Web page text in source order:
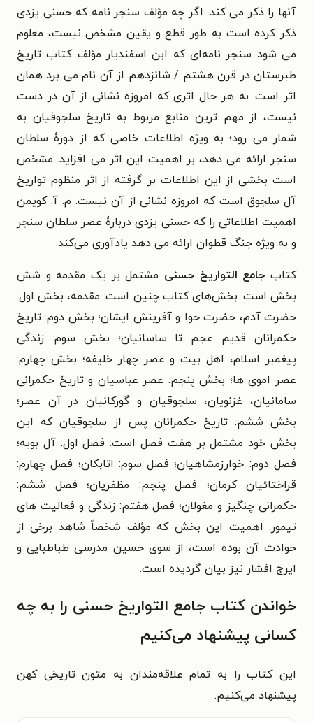
آنها را ذکر می‌ کند. اگر چه مؤلف سنجر نامه که حسنی یزدی
ذکر کرده است به طور قطع و یقین مشخص نیست، معلوم
می‌ شود سنجر نامه‌‌ای که ابن‌ اسفندیار مؤلف کتاب تاریخ
طبرستان در قرن هشتم / شانزدهم از آن نام می‌ برد همان
اثر است. به هر حال اثری که امروزه نشانی از آن در دست
نیست، از مهم‌ ترین منابع مربوط به تاریخ سلجوقیان به
شمار می‌ رود؛ به‌ ویژه اطلاعات خاصی که از دورۀ سلطان
سنجر ارائه می‌ دهد، بر اهمیت این اثر می‌ افزاید. مشخص
است بخشی از این اطلاعات بر گرفته از اثر منظوم تواریخ
آل سلجوق است که امروزه نشانی از آن نیست. م. آ. کویمن
اهمیت اطلاعاتی را که حسنی یزدی دربارۀ عصر سلطان سنجر
و به‌ ویژه جنگ قطوان ارائه می‌ دهد یادآوری می‌‌کند.
کتاب جامع التواریخ حسنی مشتمل بر یک مقدمه و شش
بخش است. بخش‌های کتاب چنین است: مقدمه، بخش اول:
حضرت آدم، حضرت حوا و آفرینش ایشان؛ بخش دوم: تاریخ
حکمرانان قدیم عجم تا ساسانیان؛ بخش سوم: زندگی
پیغمبر اسلام، اهل بیت و عصر چهار خلیفه؛ بخش چهارم:
عصر اموی‌ ها؛ بخش پنجم: عصر عباسیان و تاریخ حکمرانی
سامانیان، غزنویان، سلجوقیان و گورکانیان در آن عصر؛
بخش ششم: تاریخ حکمرانان پس از سلجوقیان که این
بخش خود مشتمل بر هفت فصل است: فصل اول: آل بویه؛
فصل دوم: خوارزمشاهیان؛ فصل سوم: اتابکان؛ فصل چهارم:
قراختائیان کرمان؛ فصل پنجم: مظفریان؛ فصل ششم:
حکمرانی چنگیز و مغولان؛ فصل هفتم: زندگی و فعالیت‌ های
تیمور. اهمیت این بخش که مؤلف شخصاً شاهد برخی از
حوادث آن بوده است، از سوی حسین مدرسی طباطبایی و
ایرج افشار نیز بیان گردیده است.
خواندن کتاب جامع التواریخ حسنی را به چه
کسانی پیشنهاد می‌کنیم
این کتاب را به تمام علاقه‌مندان به متون تاریخی کهن
پیشنهاد می‌کنیم.